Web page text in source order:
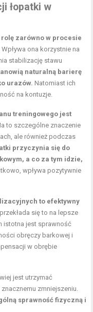
łopatki w
zarówno w procesie
Wpływa ona korzystnie na
stabilizację stawu
naturalną barierę
urazów. Natomiast ich
na kontuzje.
treningowego jest
to szczególne znaczenie
ale również podczas
przyczynia się do
a co za tym idzie,
wpływa pozytywnie
to efektywny
się to na lepsze
istotna jest sprawność
obręczy barkowej i
w obrębie
jest utrzymać
zmniejszeniu.
sprawność fizyczną i